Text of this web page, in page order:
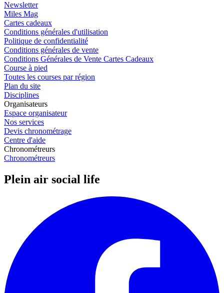
Newsletter
Miles Mag
Cartes cadeaux
Conditions générales d'utilisation
Politique de confidentialité
Conditions générales de vente
Conditions Générales de Vente Cartes Cadeaux
Course à pied
Toutes les courses par région
Plan du site
Disciplines
Organisateurs
Espace organisateur
Nos services
Devis chronométrage
Centre d'aide
Chronométreurs
Chronométreurs
Plein air social life